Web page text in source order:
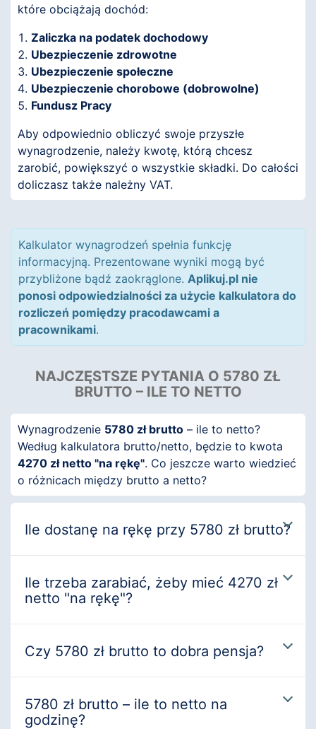
które obciążają dochód:
Zaliczka na podatek dochodowy
Ubezpieczenie zdrowotne
Ubezpieczenie społeczne
Ubezpieczenie chorobowe (dobrowolne)
Fundusz Pracy
Aby odpowiednio obliczyć swoje przyszłe
wynagrodzenie, należy kwotę, którą chcesz
zarobić, powiększyć o wszystkie składki. Do całości
doliczasz także należny VAT.
Kalkulator wynagrodzeń spełnia funkcję
informacyjną. Prezentowane wyniki mogą być
przybliżone bądź zaokrąglone. Aplikuj.pl nie
ponosi odpowiedzialności za użycie kalkulatora do
rozliczeń pomiędzy pracodawcami a
pracownikami.
NAJCZĘSTSZE PYTANIA O 5780 ZŁ
BRUTTO – ILE TO NETTO
Wynagrodzenie 5780 zł brutto – ile to netto?
Według kalkulatora brutto/netto, będzie to kwota
4270 zł netto "na rękę". Co jeszcze warto wiedzieć
o różnicach między brutto a netto?
Ile dostanę na rękę przy 5780 zł brutto?
Ile trzeba zarabiać, żeby mieć 4270 zł
netto "na rękę"?
Czy 5780 zł brutto to dobra pensja?
5780 zł brutto – ile to netto na
godzinę?